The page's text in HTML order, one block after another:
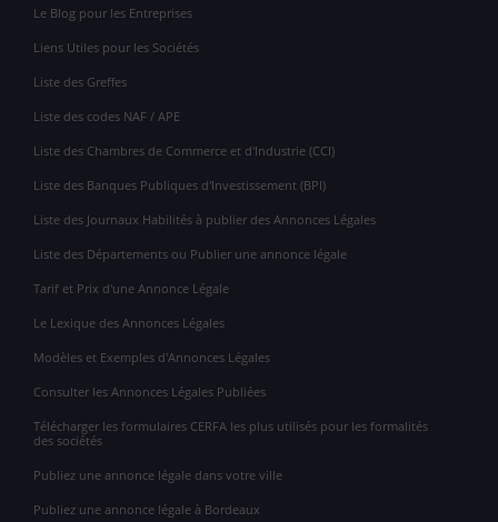
Le Blog pour les Entreprises
Liens Utiles pour les Sociétés
Liste des Greffes
Liste des codes NAF / APE
Liste des Chambres de Commerce et d'Industrie (CCI)
Liste des Banques Publiques d'Investissement (BPI)
Liste des Journaux Habilités à publier des Annonces Légales
Liste des Départements ou Publier une annonce légale
Tarif et Prix d'une Annonce Légale
Le Lexique des Annonces Légales
Modèles et Exemples d'Annonces Légales
Consulter les Annonces Légales Publiées
Télécharger les formulaires CERFA les plus utilisés pour les formalités
des sociétés
Publiez une annonce légale dans votre ville
Publiez une annonce légale à Bordeaux